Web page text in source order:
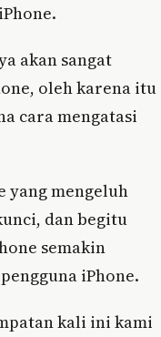
akan sangat
oleh karena itu
cara mengatasi
yang mengeluh
dan begitu
semakin
iPhone.
kali ini kami